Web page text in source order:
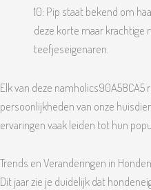
10: Pip staat bekend om
deze korte maar krachtige
teefjeseigenaren.
Elk van deze
persoonlijkheden van onze
ervaringen vaak leiden tot hun
Trends en Veranderingen in
Dit jaar zie je duidelijk dat